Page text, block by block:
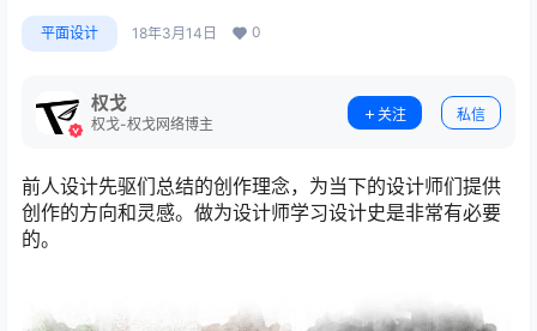
平面设计 18年3月14日 0
权戈
权戈-权戈网络博主
关注 私信
前人设计先驱们总结的创作理念，为当下的设计师们提供
创作的方向和灵感。做为设计师学习设计史是非常有必要
的。